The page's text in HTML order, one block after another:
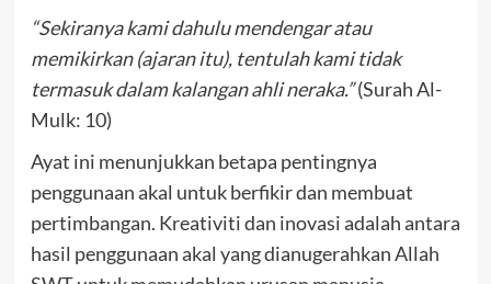
“Sekiranya kami dahulu mendengar atau
memikirkan (ajaran itu), tentulah kami tidak
termasuk dalam kalangan ahli neraka.”(Surah Al-
Mulk: 10)
Ayat ini menunjukkan betapa pentingnya
penggunaan akal untuk berfikir dan membuat
pertimbangan. Kreativiti dan inovasi adalah antara
hasil penggunaan akal yang dianugerahkan Allah